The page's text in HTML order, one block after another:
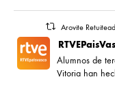
Arovite
Alumnos de
Vitoria han